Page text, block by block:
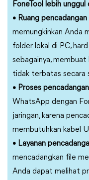
FoneTool lebih
• Ruang
memungkinkan Anda
folder lokal di PC,
sebagainya,
tidak terbatas secara
• Proses
WhatsApp dengan
jaringan, karena
membutuhkan kabel
• Layanan
mencadangkan file
Anda dapat melihat